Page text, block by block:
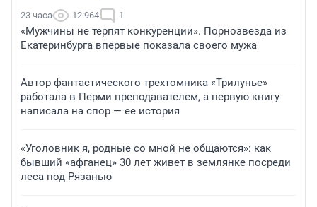
23 часа 12 964 1
«Мужчины не терпят конкуренции». Порнозвезда из
Екатеринбурга впервые показала своего мужа
Автор фантастического трехтомника «Трилунье»
работала в Перми преподавателем, а первую книгу
написала на спор — ее история
«Уголовник я, родные со мной не общаются»: как
бывший «афганец» 30 лет живет в землянке посреди
леса под Рязанью